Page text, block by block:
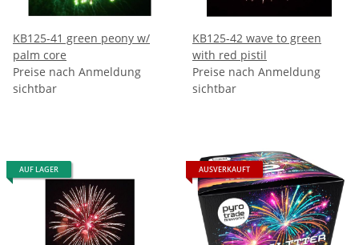
KB125-41 green peony w/
palm core
Preise nach Anmeldung
sichtbar
KB125-42 wave to green
with red pistil
Preise nach Anmeldung
sichtbar
AUF LAGER AUSVERKAUFT